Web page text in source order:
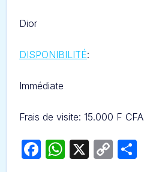
Dior
DISPONIBILITÉ:
Immédiate
Frais de visite: 15.000 F CFA
Facebook
WhatsApp
X
Copy